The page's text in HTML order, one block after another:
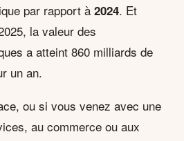
par rapport à 2024. Et
la valeur des
a atteint 860 milliards de
un an.
ou si vous venez avec une
au commerce ou aux